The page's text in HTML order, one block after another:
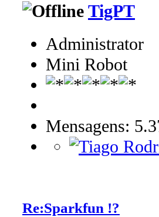
TigPT
Administrator
Mini Robot
Mensagens:
Re:Sparkfun !?